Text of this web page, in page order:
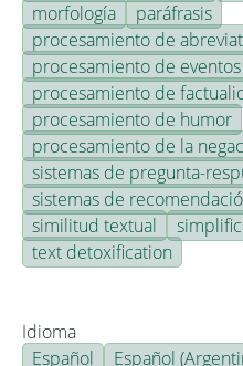
morfología
paráfrasis
procesamiento de
procesamiento de eventos
procesamiento de
procesamiento de humor
procesamiento de la
sistemas de pregunta-
sistemas de
similitud textual
text detoxification
Idioma
Español
Español